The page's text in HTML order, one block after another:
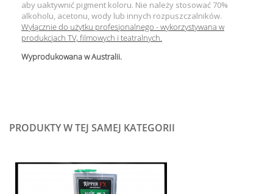
aby uaktywnić pigment koloru. Nie należy stosować 70%
alkoholu, acetonu, wody lub innych rozpuszczalników.
Wyłącznie do użytku profesjonalnego - wykorzystywana w
produkcjach TV, filmowych i teatralnych.
Wyprodukowana w Australii.
PRODUKTY W TEJ SAMEJ KATEGORII